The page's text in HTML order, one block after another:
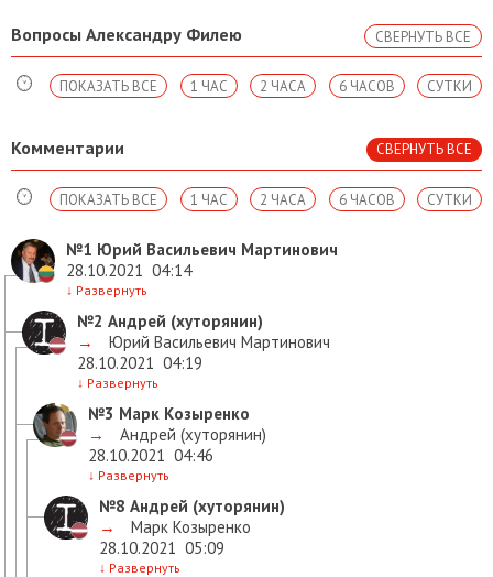
Вопросы Александру Филею СВЕРНУТЬ ВСЕ
СУТКИ
6 ЧАСОВ
2 ЧАСА
1 ЧАС
ПОКАЗАТЬ ВСЕ
Комментарии СВЕРНУТЬ ВСЕ
СУТКИ
6 ЧАСОВ
2 ЧАСА
1 ЧАС
ПОКАЗАТЬ ВСЕ
№1 Юрий Васильевич Мартинович
28.10.2021 04:14
↓ Развернуть
№2 Андрей (хуторянин)
→
Юрий Васильевич Мартинович
28.10.2021 04:19
↓ Развернуть
№3 Марк Козыренко
→
Андрей (хуторянин)
28.10.2021 04:46
↓ Развернуть
№8 Андрей (хуторянин)
→
Марк Козыренко
28.10.2021 05:09
↓ Развернуть